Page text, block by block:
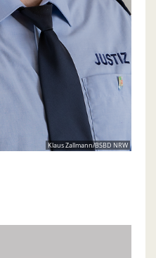
Klaus Zallmann/BSBD NRW